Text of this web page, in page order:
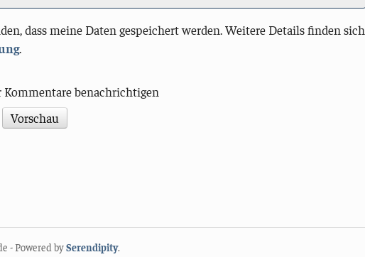
dass meine Daten gespeichert werden. Weitere Details finden sich
.
benachrichtigen
- Powered bySerendipity.